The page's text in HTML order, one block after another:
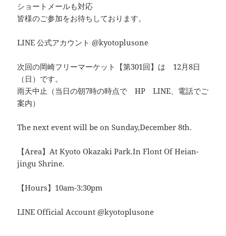
ショートメールも対応
皆様のご参加をお待ちしております。
LINE 公式アカウント @kyotoplusone
次回の岡崎フリーマーケット【第301回】は 12月8日
（日）です。
雨天中止（当日の朝7時の時点で HP LINE、電話でご
案内）
The next event will be on Sunday,December 8th.
【Area】At Kyoto Okazaki Park.In Flont Of Heian-
jingu Shrine.
【Hours】10am-3:30pm
LINE Official Account @kyotoplusone